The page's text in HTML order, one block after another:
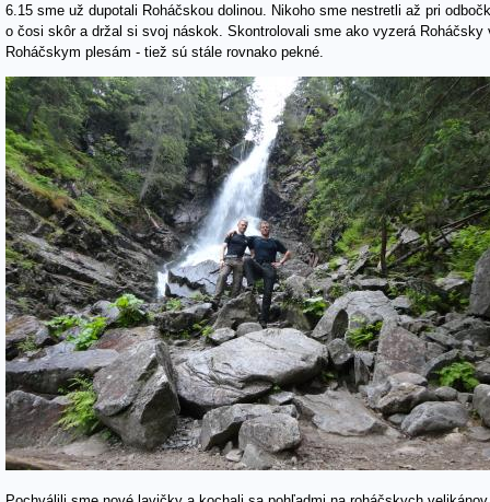
6.15 sme už dupotali Roháčskou dolinou. Nikoho sme nestretli až pri
o čosi skôr a držal si svoj náskok. Skontrolovali sme ako vyzerá
Roháčskym plesám - tiež sú stále rovnako pekné.